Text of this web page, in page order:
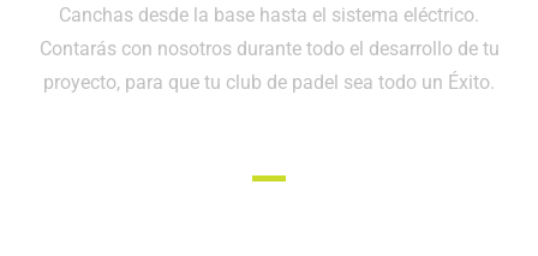
Canchas desde la base hasta el sistema eléctrico.
Contarás con nosotros durante todo el desarrollo de tu
proyecto, para que tu club de padel sea todo un Éxito.